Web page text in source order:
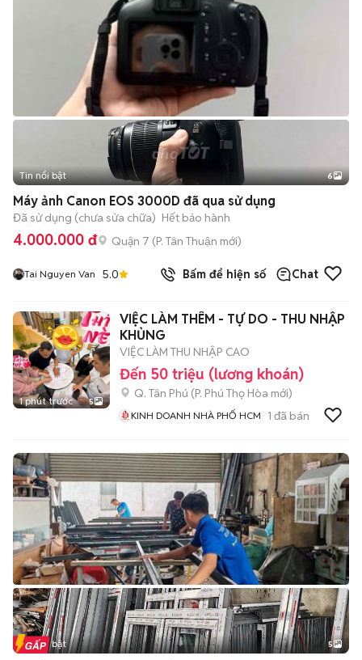
+2
Tin nổi bật 6
Máy ảnh Canon EOS 3000D đã qua sử dụng
Đã sử dụng (chưa sửa chữa) Hết bảo hành
4.000.000 đ Quận 7 (P. Tân Thuận mới)
Tai Nguyen Van 5.0 Bấm để hiện số Chat
1 phút trước 5
VIỆC LÀM THÊM - TỰ DO - THU NHẬP
KHỦNG
VIỆC LÀM THU NHẬP CAO
Đến 50 triệu (lương khoán)
Q. Tân Phú (P. Phú Thọ Hòa mới)
KINH DOANH NHÀ PHỐ HCM 1 đã bán
Tin nổi bật 5